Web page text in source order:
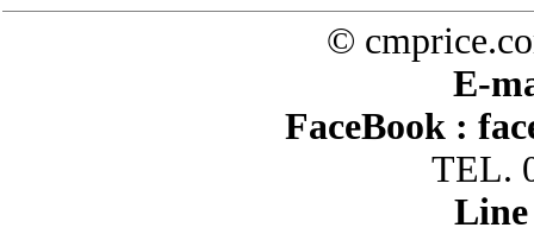
©
E-
FaceBook :
TEL.